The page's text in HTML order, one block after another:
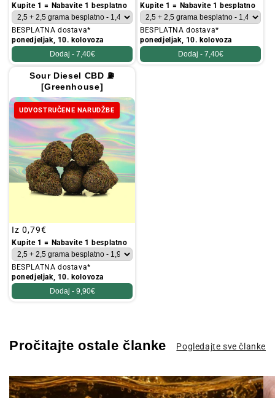
cijena
Kupite 1 = Nabavite 1 besplatno
BESPLATNA dostava*
ponedjeljak, 10. kolovoza
Dodaj - 7,40€
cijena
Kupite 1 = Nabavite 1 besplatno
BESPLATNA dostava*
ponedjeljak, 10. kolovoza
Dodaj - 7,40€
Sour Diesel CBD ⛽
[Greenhouse]
UDVOSTRUČENE NARUDŽBE
Redovna
cijena
Iz 0,79€
Kupite 1 = Nabavite 1 besplatno
BESPLATNA dostava*
ponedjeljak, 10. kolovoza
Dodaj - 9,90€
Pročitajte ostale članke Pogledajte sve članke